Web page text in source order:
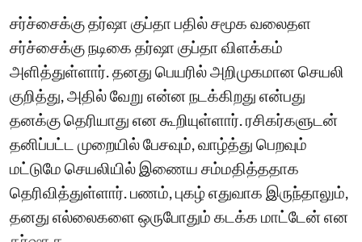
சர்ச்சைக்கு தர்ஷா குப்தா பதில் சமூக வலைதள
சர்ச்சைக்கு நடிகை தர்ஷா குப்தா விளக்கம்
அளித்துள்ளார். தனது பெயரில் அறிமுகமான செயலி
குறித்து, அதில் வேறு என்ன நடக்கிறது என்பது
தனக்கு தெரியாது என கூறியுள்ளார். ரசிகர்களுடன்
தனிப்பட்ட முறையில் பேசவும், வாழ்த்து பெறவும்
மட்டுமே செயலியில் இணைய சம்மதித்ததாக
தெரிவித்துள்ளார். பணம், புகழ் எதுவாக இருந்தாலும்,
தனது எல்லைகளை ஒருபோதும் கடக்க மாட்டேன் என